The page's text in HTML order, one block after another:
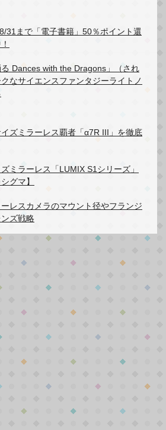
31まで「電子書籍」50％ポイント還
る Dances with the Dragons」（され
なサイエンスファンタジーライトノ
ズミラーレス覇者「α7R III」を徹底
ミラーレス「LUMIX S1シリーズ」
グマ】
レスカメラのマウント径やフランジ
ズ戦略